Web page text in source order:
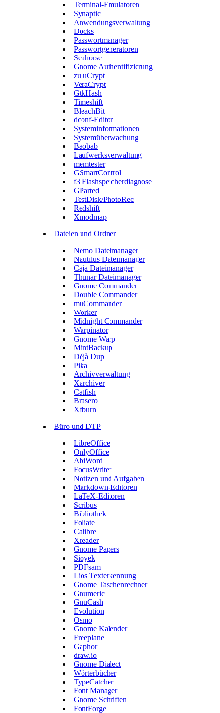
Terminal-Emulatoren
Synaptic
Anwendungsverwaltung
Docks
Passwortmanager
Passwortgeneratoren
Seahorse
Gnome Authentifizierung
zuluCrypt
VeraCrypt
GtkHash
Timeshift
BleachBit
dconf-Editor
Systeminformationen
Systemüberwachung
Baobab
Laufwerksverwaltung
memtester
GSmartControl
f3 Flashspeicherdiagnose
GParted
TestDisk/PhotoRec
Redshift
Xmodmap
Dateien und Ordner
Nemo Dateimanager
Nautilus Dateimanager
Caja Dateimanager
Thunar Dateimanager
Gnome Commander
Double Commander
muCommander
Worker
Midnight Commander
Warpinator
Gnome Warp
MintBackup
Déjà Dup
Pika
Archivverwaltung
Xarchiver
Catfish
Brasero
Xfburn
Büro und DTP
LibreOffice
OnlyOffice
AbiWord
FocusWriter
Notizen und Aufgaben
Markdown-Editoren
LaTeX-Editoren
Scribus
Bibliothek
Foliate
Calibre
Xreader
Gnome Papers
Sioyek
PDFsam
Lios Texterkennung
Gnome Taschenrechner
Gnumeric
GnuCash
Evolution
Osmo
Gnome Kalender
Freeplane
Gaphor
draw.io
Gnome Dialect
Wörterbücher
TypeCatcher
Font Manager
Gnome Schriften
FontForge